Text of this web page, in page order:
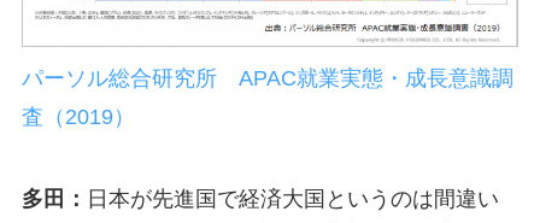
パーソル総合研究所 APAC就業実態・成長意識調
査（2019）
多田： 日本が先進国で経済大国というのは間違い